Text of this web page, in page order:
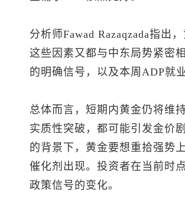
分析师Fawad Razaqzada指出
这些因素又都与中东局势紧密
的明确信号，以及本周ADP就
总体而言，短期内黄金仍将维
实质性突破，都可能引发金价
的背景下，黄金要想重拾强势
催化剂出现。投资者在当前时
政策信号的变化。